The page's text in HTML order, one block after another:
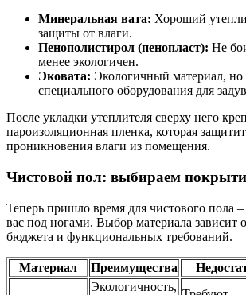
Минеральная вата: Хороший
защиты от влаги.
Пенополистирол (пенопласт): Не
менее экологичен.
Эковата: Экологичный материал, но
специального оборудования для
После укладки утеплителя сверху него
пароизоляционная пленка, которая
проникновения влаги из помещения.
Чистовой пол: выбираем
Теперь пришло время для чистового пола –
вас под ногами. Выбор материала зависит
бюджета и функциональных требований.
Материал Преимущества
Экологичность,